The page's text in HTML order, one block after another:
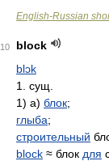
English-Russian
10
block
blɔk
1. сущ.
1) а) блок;
глыба;
строительный
block ≈ блок для